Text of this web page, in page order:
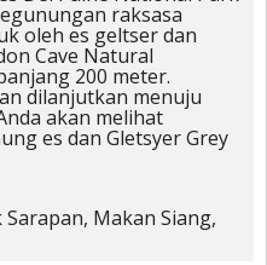
raksasa
oleh es geltser dan
Cave Natural
200 meter.
dilanjutkan menuju
akan melihat
es dan Gletsyer Grey
Sarapan, Makan Siang,